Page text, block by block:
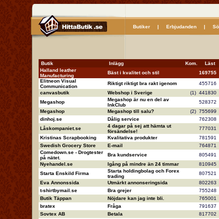
Butiker| Erbjudanden|
Butik Inlägg Kom.
Läst
Halland leather
Manufacturing
Bäst i kvalitet och stil
169755
Elitneon Visual
Communication
Riktigt riktigt bra rakt igenom
455716
canvasbutik
Webshop i Sverige (1) 441830
Megashop
Megashop är nu en del av
InkClub
528372
Megashop
Megashop till salu? (2) 755699
dinhoj.se
Dålig service
762308
Låskompaniet.se
4 dagar på sej att hämta ut
försändelse!
777031
Kristinas Scrapbooking
Kvalitativa produkter
781591
Swedish Grocery Store
E-mail
764871
Comedown.se - Drogtester
på nätet.
Bra kundservice
805491
Nyehandel.se
Igång på mindre än 24 timmar
810945
Starta Enskild Firma
Starta holdingbolag och Forex
trading
807521
Eva Annonssida
Utmärkt annonseringsida
802263
t-shirtbymail.se
Bra grejer
755248
Butik Täppan
Nöjdare kan jag inte bli.
765001
bratex
Fråga
791637
Sovtex AB
Betala
817702